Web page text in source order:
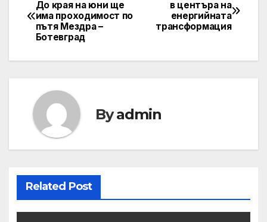
navigation
в центъра на
енергийната
трансформация
До края на юни ще
има проходимост по
пътя Мездра –
Ботевград
Byadmin
Related Post